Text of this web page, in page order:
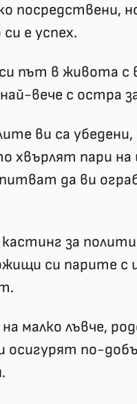
посредствени,
е успех.
път в живота с
вече с остра
ви са
хвърлят пари на
да ви
за
си парите с
малко лъвче,
осигурят по-